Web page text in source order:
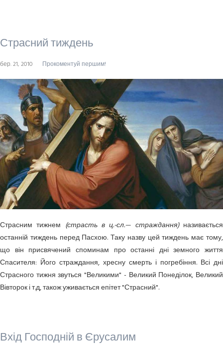
Страсний тиждень
бер. 21, 2010 Прокоментуй першим!
Страсним тижнем (страсть в ц.-сл.— страждання) називається
останній тиждень перед Пасхою. Таку назву цей тиждень має тому,
що він присвячений споминам про останні дні земного життя
Спасителя: Його страждання, хресну смерть і погребіння. Всі дні
Страсного тижня звуться "Великими" - Великий Понеділок, Великий
Вівторок і т.д, також уживається епітет "Страсний".
Вхід Господній в Єрусалим